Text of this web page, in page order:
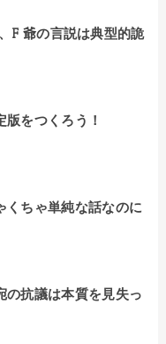
F 爺の言説は典型的詭
版をつくろう！
くちゃ単純な話なのに
の抗議は本質を見失っ